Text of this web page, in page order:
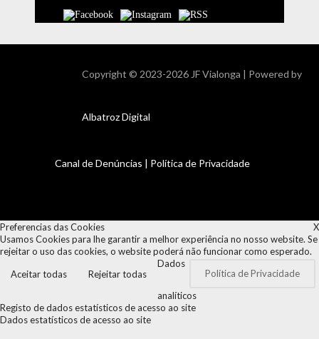
Copyright © 2023-2026 JF Vialonga | Powered by
Albatroz Digital
Canal de Denúncias | Política de Privacidade
X
Preferencias das Cookies
Usamos Cookies para lhe garantir a melhor experiência no nosso website. Se
rejeitar o uso das cookies, o website poderá não funcionar como esperado.
Aceitar todas
Rejeitar todas Política de Privacidade
Dados
analíticos
Registo de dados estatísticos de acesso ao site
Dados estatísticos de acesso ao site